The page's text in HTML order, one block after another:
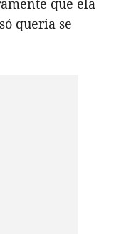
que ela
queria se